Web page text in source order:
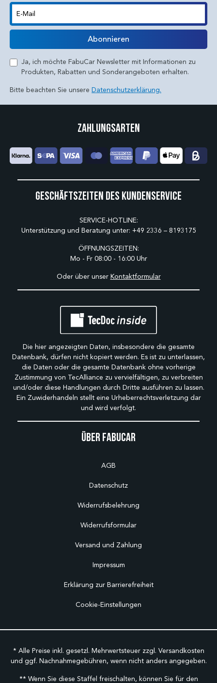
E-Mail
Abonnieren
Ja, ich möchte FabuCar Newsletter mit Informationen zu
Produkten, Rabatten und Sonderangeboten erhalten.
Bitte beachten Sie unsere Datenschutzerklärung.
Über Fabucar
AGB
Datenschutz
Widerrufsbelehrung
Widerrufsformular
Versand und Zahlung
Impressum
Erklärung zur Barrierefreiheit
Cookie-Einstellungen
Geschäftszeiten des Kundenservice
SERVICE-HOTLINE:
Unterstützung und Beratung unter: +49 2336 – 8193175
ÖFFNUNGSZEITEN:
Mo - Fr 08:00 - 16:00 Uhr
Oder über unser Kontaktformular
Zahlungsarten
Die hier angezeigten Daten, insbesondere die gesamte
Datenbank, dürfen nicht kopiert werden. Es ist zu unterlassen,
die Daten oder die gesamte Datenbank ohne vorherige
Zustimmung von TecAlliance zu vervielfältigen, zu verbreiten
und/oder diese Handlungen durch Dritte ausführen zu lassen.
Ein Zuwiderhandeln stellt eine Urheberrechtsverletzung dar
und wird verfolgt.
* Alle Preise inkl. gesetzl. Mehrwertsteuer zzgl. Versandkosten
und ggf. Nachnahmegebühren, wenn nicht anders angegeben.
** Wenn Sie diese Staffel freischalten, können Sie für den